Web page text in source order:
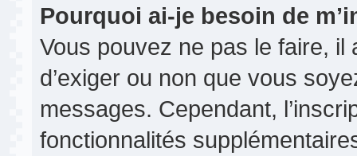
Pourquoi ai-je besoin de
Vous pouvez ne pas le faire, il
d’exiger ou non que vous
messages. Cependant,
fonctionnalités